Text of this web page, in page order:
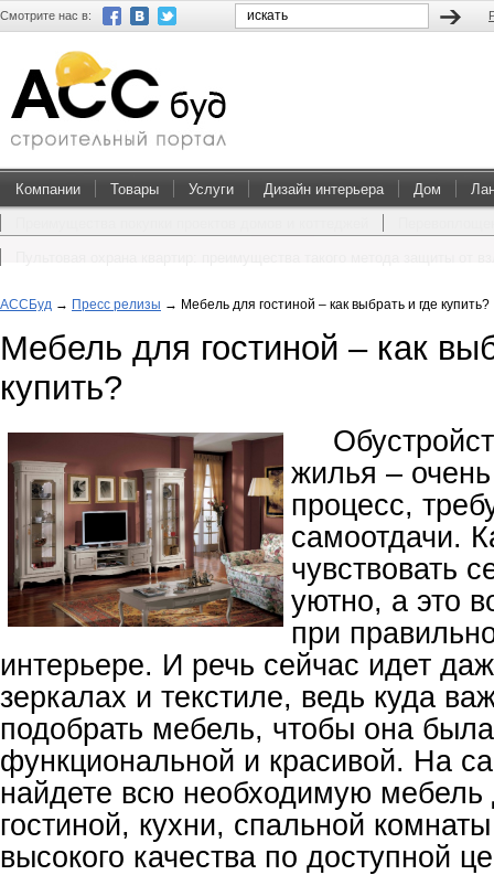
Смотрите нас в:
Компании Товары Услуги Дизайн интерьера Дом
АССБуд → Пресс релизы → Мебель для гостиной – как выбрать и где купить?
Мебель для гостиной – как
купить?
жилья –
процесс,
самоотдачи.
чувствовать
уютно, а это
при
интерьере. И речь сейчас идет
зеркалах и текстиле, ведь куда
подобрать мебель, чтобы она
функциональной и красивой. На
найдете всю необходимую мебель
гостиной, кухни, спальной
высокого качества по доступной